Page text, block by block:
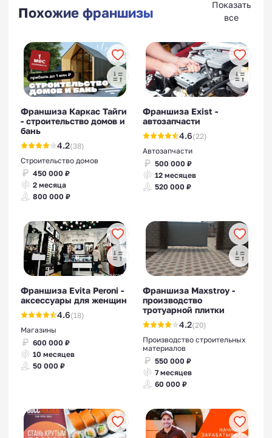
магазинов
Франшизы аксессуаров для
телефонов
Франшизы гибкого кирпича
Франшизы гибкого камня,
термопанели
Похожие франшизы
Показать
все
Франшиза Каркас Тайги
- строительство домов и
бань
4.2(38)
Строительство домов
450 000 ₽
2 месяца
800 000 ₽
Франшиза Exist -
автозапчасти
4.6(22)
Автозапчасти
500 000 ₽
12 месяцев
520 000 ₽
Франшиза Evita Peroni -
аксессуары для женщин
4.6(18)
Магазины
600 000 ₽
10 месяцев
50 000 ₽
Франшиза Maxstroy -
производство
тротуарной плитки
4.2(20)
Производство строительных
материалов
550 000 ₽
7 месяцев
60 000 ₽